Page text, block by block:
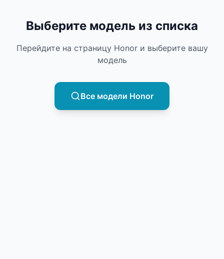
Выберите модель из списка
Перейдите на страницу Honorи выберите вашу
модель
Все модели Honor